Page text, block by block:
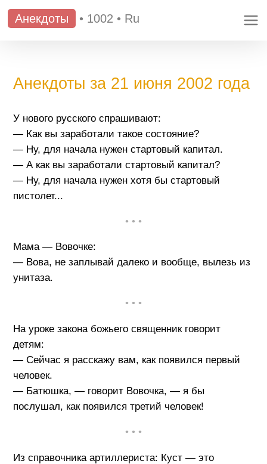
Анекдоты • 1002 • Ru
Анекдоты за 21 июня 2002 года
У нового русского спрашивают:
— Как вы заработали такое состояние?
— Ну, для начала нужен стартовый капитал.
— А как вы заработали стартовый капитал?
— Ну, для начала нужен хотя бы стартовый
пистолет...
• • •
Мама — Вовочке:
— Вова, не заплывай далеко и вообще, вылезь из
унитаза.
• • •
На уроке закона божьего священник говорит
детям:
— Сейчас я расскажу вам, как появился первый
человек.
— Батюшка, — говорит Вовочка, — я бы
послушал, как появился третий человек!
• • •
Из справочника артиллериста: Куст — это